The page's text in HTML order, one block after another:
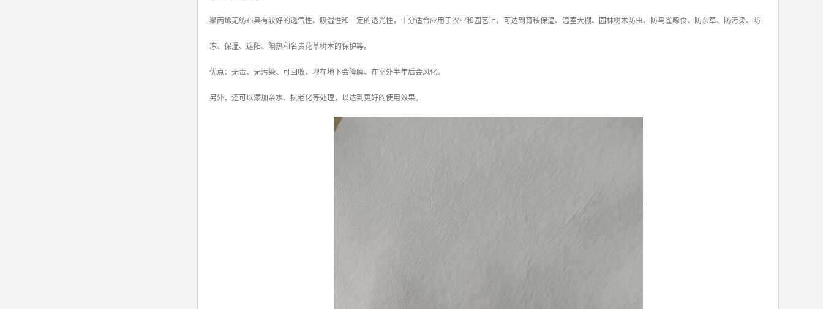
聚丙烯无纺布具有较好的透气性、吸湿性和一定的透光性，十分适合应用于农业和园艺上，可达到育秧保温、温室大棚、园林树木防虫、防鸟雀啄食、防杂草、防污染、防
冻、保湿、遮阳、隔热和名贵花草树木的保护等。
优点：无毒、无污染、可回收、埋在地下会降解、在室外半年后会风化。
另外，还可以添加亲水、抗老化等处理，以达到更好的使用效果。